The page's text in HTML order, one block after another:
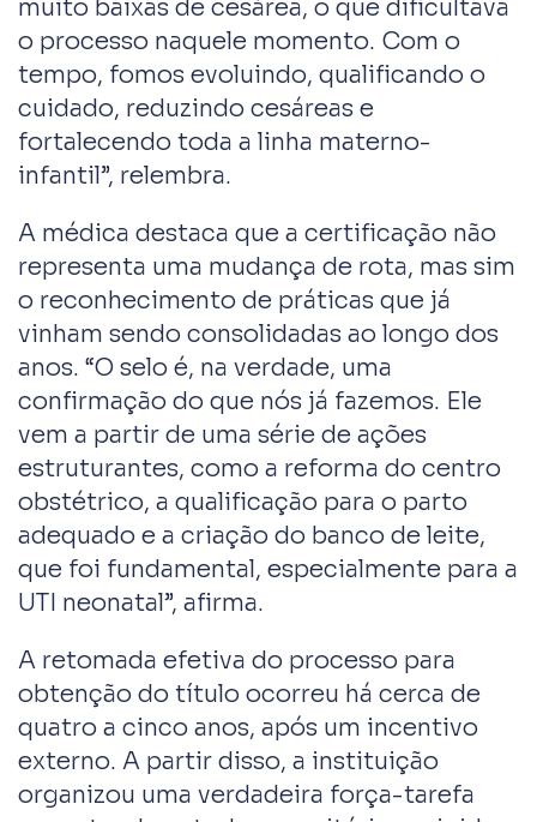
muito baixas de cesárea, o que dificultava
o processo naquele momento. Com o
tempo, fomos evoluindo, qualificando o
cuidado, reduzindo cesáreas e
fortalecendo toda a linha materno-
infantil”, relembra.
A médica destaca que a certificação não
representa uma mudança de rota, mas sim
o reconhecimento de práticas que já
vinham sendo consolidadas ao longo dos
anos. “O selo é, na verdade, uma
confirmação do que nós já fazemos. Ele
vem a partir de uma série de ações
estruturantes, como a reforma do centro
obstétrico, a qualificação para o parto
adequado e a criação do banco de leite,
que foi fundamental, especialmente para a
UTI neonatal”, afirma.
A retomada efetiva do processo para
obtenção do título ocorreu há cerca de
quatro a cinco anos, após um incentivo
externo. A partir disso, a instituição
organizou uma verdadeira força-tarefa